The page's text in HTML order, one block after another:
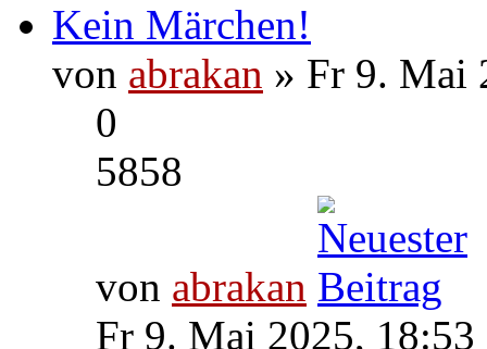
Kein Märchen!
von abrakan » Fr 9. Mai
0
5858
von abrakan
Fr 9. Mai 2025, 18:53